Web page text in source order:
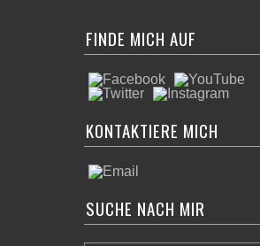
FINDE MICH AUF
KONTAKTIERE MICH
SUCHE NACH MIR